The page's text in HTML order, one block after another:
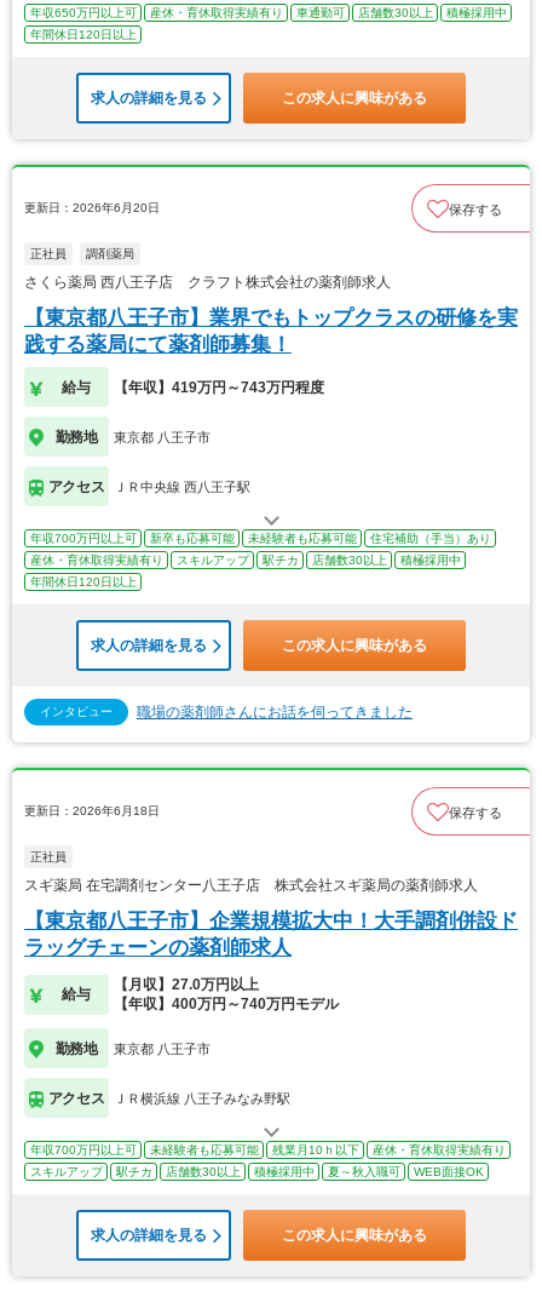
年収650万円以上可 産休・育休取得実績有り 車通勤可 店舗数30以上
積極採用中
年間休日120日以上
求人の詳細を見る この求人に興味がある
更新日：2026年6月20日 保存する
正社員 調剤薬局
さくら薬局 西八王子店 クラフト株式会社の薬剤師求人
【東京都八王子市】業界でもトップクラスの研修を実
践する薬局にて薬剤師募集！
給与 【年収】419万円～743万円程度
勤務地 東京都 八王子市
アクセス ＪＲ中央線 西八王子駅
年収700万円以上可 新卒も応募可能 未経験者も応募可能
住宅補助（手当）あり
産休・育休取得実績有り
スキルアップ 駅チカ 店舗数30以上
積極採用中
年間休日120日以上
求人の詳細を見る この求人に興味がある
インタビュー 職場の薬剤師さんにお話を伺ってきました
更新日：2026年6月18日 保存する
正社員
スギ薬局 在宅調剤センター八王子店 株式会社スギ薬局の薬剤師求人
【東京都八王子市】企業規模拡大中！大手調剤併設ド
ラッグチェーンの薬剤師求人
給与
【月収】27.0万円以上
【年収】400万円～740万円モデル
勤務地 東京都 八王子市
アクセス ＪＲ横浜線 八王子みなみ野駅
年収700万円以上可 未経験者も応募可能 残業月10ｈ以下
産休・育休取得実績有り
スキルアップ
駅チカ 店舗数30以上 積極採用中 夏～秋入職可 WEB面接OK
求人の詳細を見る この求人に興味がある